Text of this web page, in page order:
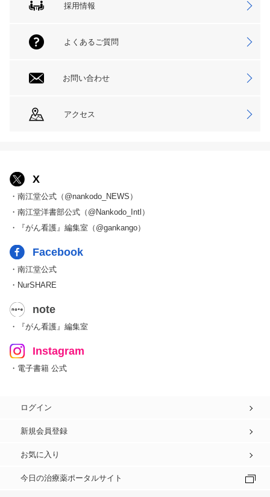
採用情報
よくあるご質問
お問い合わせ
アクセス
X
・南江堂公式（@nankodo_NEWS）
・南江堂洋書部公式（@Nankodo_Intl）
・『がん看護』編集室（@gankango）
Facebook
・南江堂公式
・NurSHARE
note
・『がん看護』編集室
Instagram
・電子書籍 公式
ログイン
新規会員登録
お気に入り
今日の治療薬ポータルサイト